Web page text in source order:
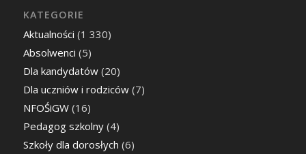
KATEGORIE
Aktualności (1 330)
Absolwenci (5)
Dla kandydatów(20)
Dla uczniów i rodziców(7)
NFOŚiGW(16)
Pedagog szkolny(4)
Szkoły dla dorosłych (6)